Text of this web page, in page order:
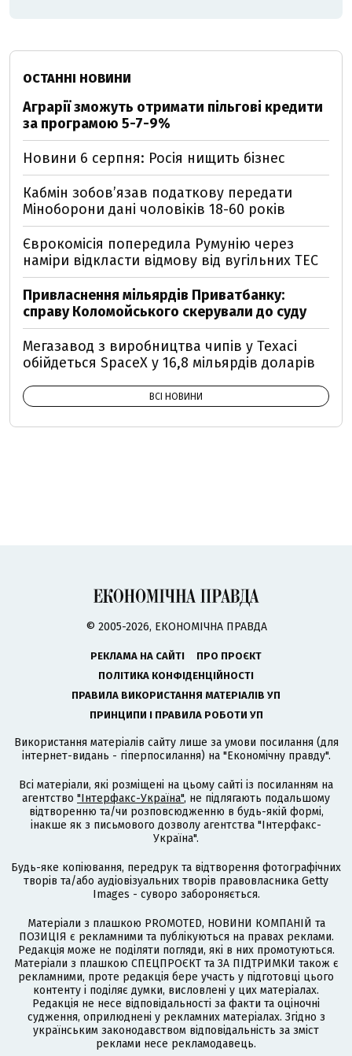
ОСТАННІ НОВИНИ
Аграрії зможуть отримати пільгові кредити
за програмою 5-7-9%
Новини 6 серпня: Росія нищить бізнес
Кабмін зобовʼязав податкову передати
Міноборони дані чоловіків 18-60 років
Єврокомісія попередила Румунію через
наміри відкласти відмову від вугільних ТЕС
Привласнення мільярдів Приватбанку:
справу Коломойського скерували до суду
Мегазавод з виробництва чипів у Техасі
обійдеться SpaceX у 16,8 мільярдів доларів
ВСІ НОВИНИ
© 2005-2026, ЕКОНОМІЧНА ПРАВДА
РЕКЛАМА НА САЙТІ
ПРО ПРОЄКТ
ПОЛІТИКА КОНФІДЕНЦІЙНОСТІ
ПРАВИЛА ВИКОРИСТАННЯ МАТЕРІАЛІВ УП
ПРИНЦИПИ І ПРАВИЛА РОБОТИ УП
Використання матеріалів сайту лише за умови посилання (для
інтернет-видань - гіперпосилання) на "Економічну правду".
Всі матеріали, які розміщені на цьому сайті із посиланням на
агентство "Інтерфакс-Україна", не підлягають подальшому
відтворенню та/чи розповсюдженню в будь-якій формі,
інакше як з письмового дозволу агентства "Інтерфакс-
Україна".
Будь-яке копіювання, передрук та відтворення фотографічних
творів та/або аудіовізуальних творів правовласника Getty
Images - суворо забороняється.
Матеріали з плашкою PROMOTED, НОВИНИ КОМПАНІЙ та
ПОЗИЦІЯ є рекламними та публікуються на правах реклами.
Редакція може не поділяти погляди, які в них промотуються.
Матеріали з плашкою СПЕЦПРОЄКТ та ЗА ПІДТРИМКИ також є
рекламними, проте редакція бере участь у підготовці цього
контенту і поділяє думки, висловлені у цих матеріалах.
Редакція не несе відповідальності за факти та оціночні
судження, оприлюднені у рекламних матеріалах. Згідно з
українським законодавством відповідальність за зміст
реклами несе рекламодавець.